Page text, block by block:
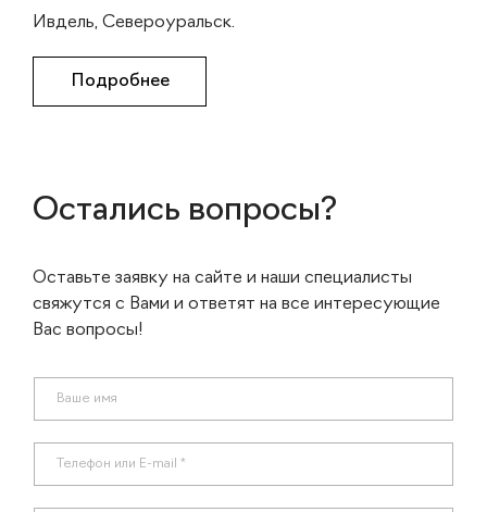
Ивдель, Североуральск.
Подробнее
Остались вопросы?
Оставьте заявку на сайте и наши специалисты
свяжутся с Вами и ответят на все интересующие
Вас вопросы!